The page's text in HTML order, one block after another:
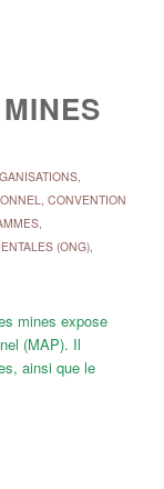
,
, CONVENTION
,
(ONG),
mines expose
(MAP). Il
ainsi que le